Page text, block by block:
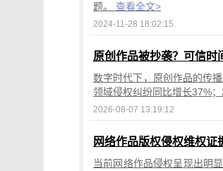
题。 查看全文>
2024-11-28 18:02:15
原创作品被抄袭？可信时
数字时代下，原创作品的传
领域侵权纠纷同比增长37%
2026-08-07 13:19:12
网络作品版权侵权维权
当前网络作品侵权呈现出明